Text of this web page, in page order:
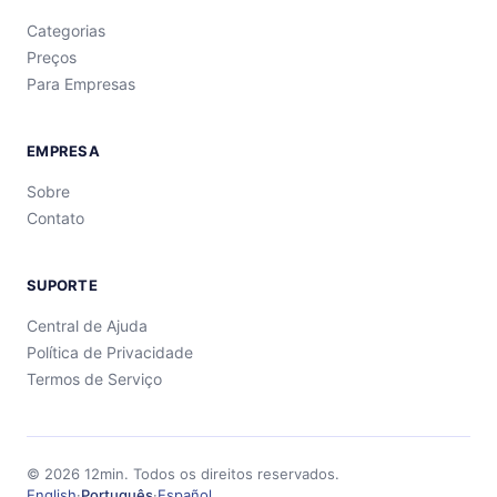
Categorias
Preços
Para Empresas
EMPRESA
Sobre
Contato
SUPORTE
Central de Ajuda
Política de Privacidade
Termos de Serviço
© 2026 12min. Todos os direitos reservados.